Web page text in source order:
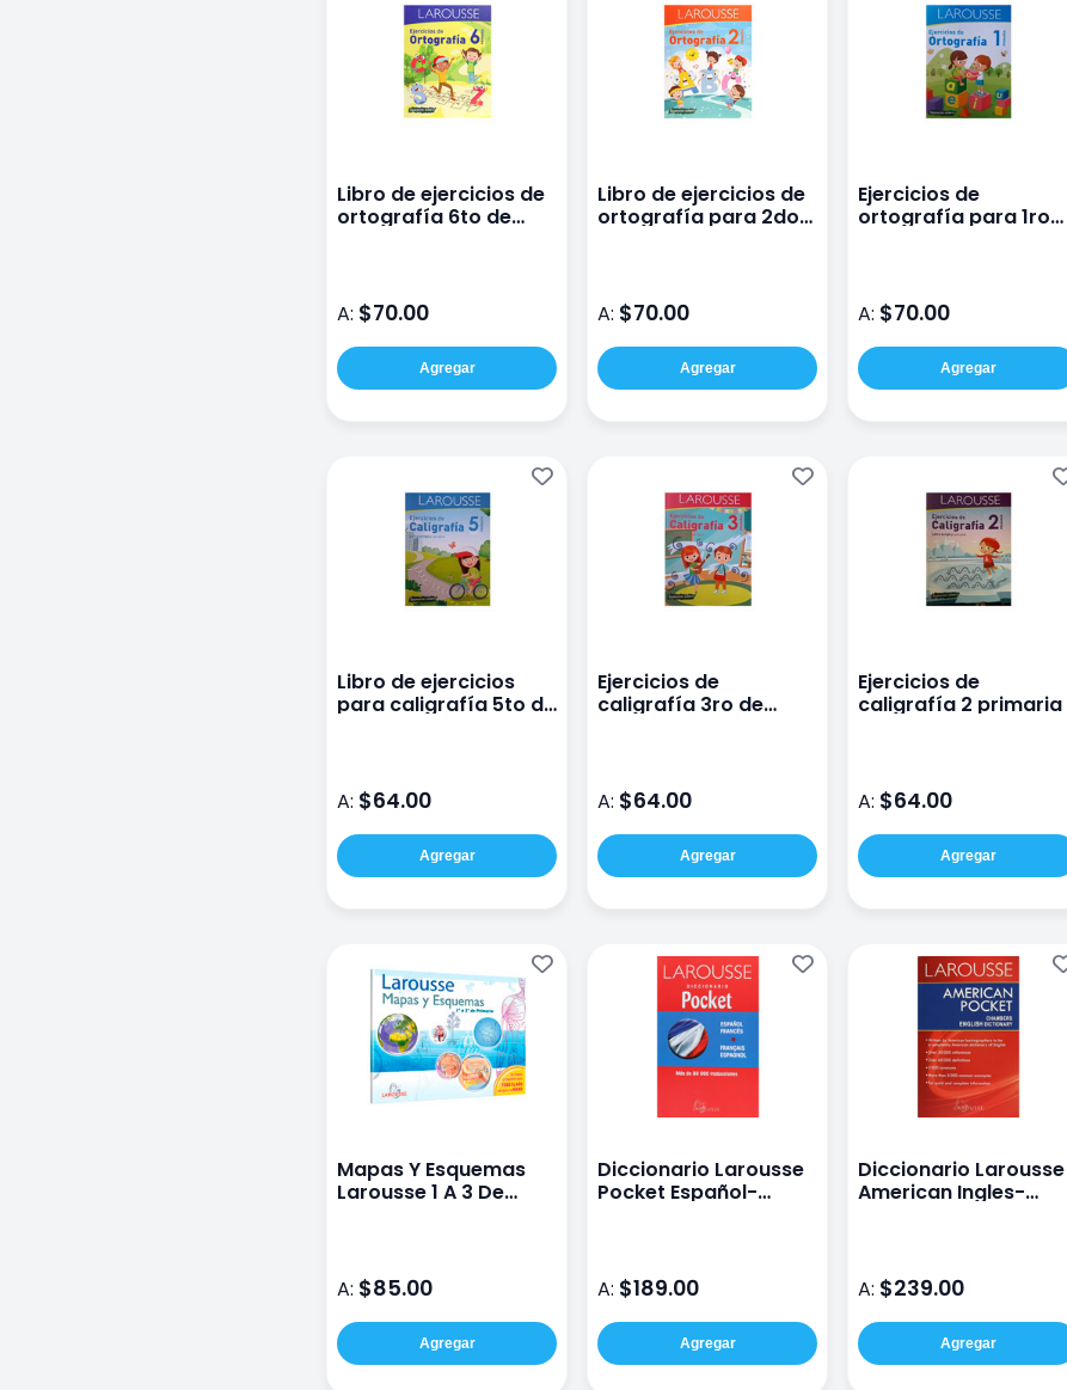
Libro de ejercicios de
ortografía 6to de
A: $70.00
Agregar
Libro de ejercicios de
ortografía para 2do
A: $70.00
Agregar
Ejercicios de
ortografía para 1ro
A: $70.00
Agregar
Libro de ejercicios
para caligrafía 5to de
A: $64.00
Agregar
Ejercicios de
caligrafía 3ro de
A: $64.00
Agregar
Ejercicios de
caligrafía 2 primaria
A: $64.00
Agregar
Mapas Y Esquemas
Larousse 1 A 3 De
A: $85.00
Agregar
Diccionario Larousse
Pocket Español-
A: $189.00
Agregar
Diccionario Larousse
American Ingles-
A: $239.00
Agregar